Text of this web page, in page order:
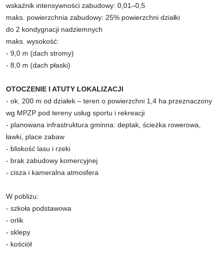
wskaźnik intensywności zabudowy: 0,01–0,5
maks. powierzchnia zabudowy: 25% powierzchni działki
do 2 kondygnacji nadziemnych
maks. wysokość:
- 9,0 m (dach stromy)
- 8,0 m (dach płaski)
OTOCZENIE I ATUTY LOKALIZACJI
- ok. 200 m od działek – teren o powierzchni 1,4 ha przeznaczony
wg MPZP pod tereny usług sportu i rekreacji
- planowana infrastruktura gminna: deptak, ścieżka rowerowa,
ławki, place zabaw
- bliskość lasu i rzeki
- brak zabudowy komercyjnej
- cisza i kameralna atmosfera
W pobliżu:
- szkoła podstawowa
- orlik
- sklepy
- kościół